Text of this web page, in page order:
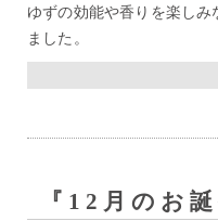
ゆずの効能や香りを楽しみ
ました。
『12月のお